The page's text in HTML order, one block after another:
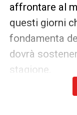
affrontare al
questi giorni
fondamenta
dovrà
stagione.
LE ULTIME